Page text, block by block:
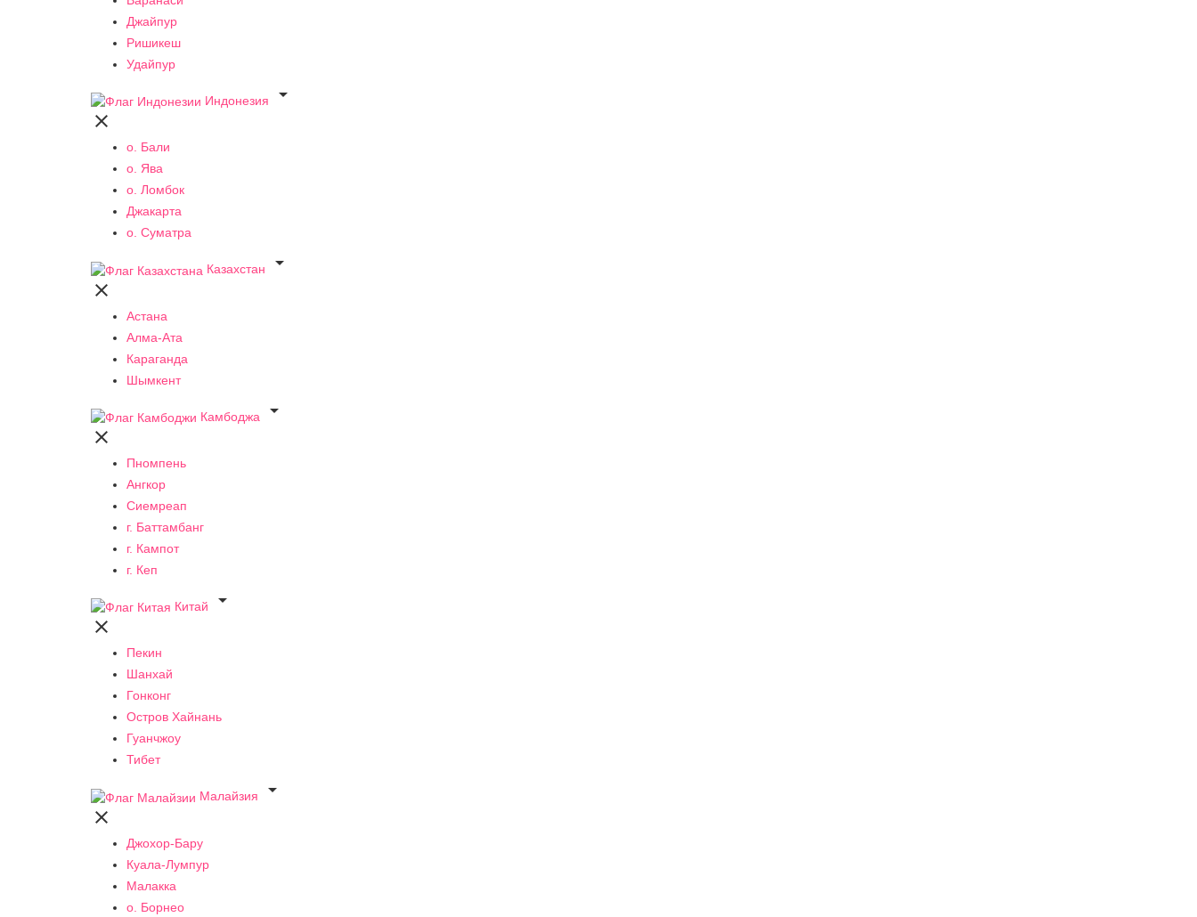
Джайпур
Ришикеш
Удайпур
Индонезия


о. Бали
о. Ява
о. Ломбок
Джакарта
о. Суматра
Казахстан


Астана
Алма-Ата
Караганда
Шымкент
Камбоджа


Пномпень
Ангкор
Сиемреап
г. Баттамбанг
г. Кампот
г. Кеп
Китай


Пекин
Шанхай
Гонконг
Остров Хайнань
Гуанчжоу
Тибет
Малайзия


Джохор-Бару
Куала-Лумпур
Малакка
о. Борнео